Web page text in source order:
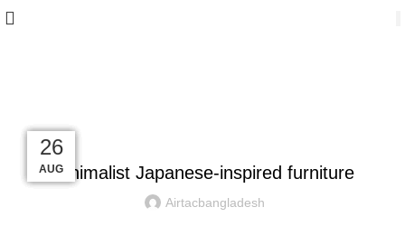
Minimalist Japanese-inspired furniture
Airtacbangladesh
27
AUG
27
AUG
27
AUG
27
AUG
27
AUG
26
AUG